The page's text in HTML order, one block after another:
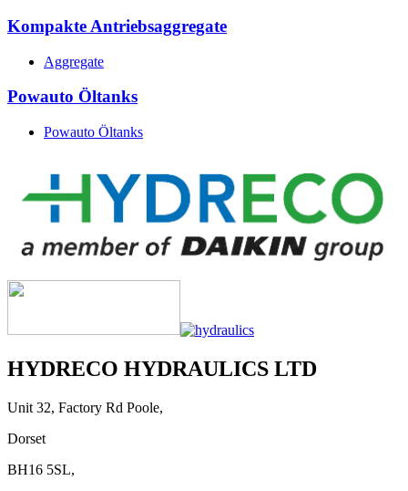
Kompakte Antriebsaggregate
Aggregate
Powauto Öltanks
Powauto Öltanks
HYDRECO HYDRAULICS LTD
Unit 32, Factory Rd Poole,
Dorset
BH16 5SL,